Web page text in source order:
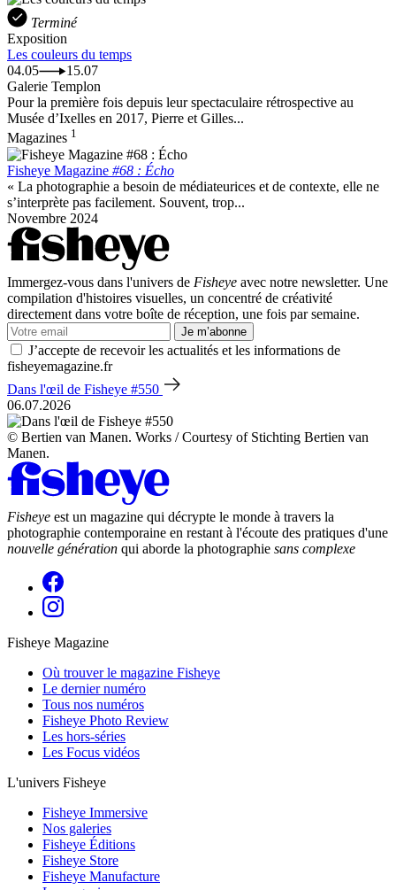
Terminé
Exposition
Les couleurs du temps
04.05
15.07
Galerie Templon
Pour la première fois depuis leur spectaculaire rétrospective au
Musée d’Ixelles en 2017, Pierre et Gilles...
Magazines 1
Fisheye Magazine #68 : Écho
« La photographie a besoin de médiateurices et de contexte, elle ne
s’interprète pas facilement. Souvent, trop...
Novembre 2024
Immergez-vous dans l'univers de Fisheye avec notre newsletter. Une
compilation d'histoires visuelles, un concentré de créativité
directement dans votre boîte de réception, une fois par semaine.
Je m’abonne
J’accepte de recevoir les actualités et les informations de
fisheyemagazine.fr
Dans l'œil de Fisheye #550
06.07.2026
© Bertien van Manen. Works / Courtesy of Stichting Bertien van
Manen.
Fisheye est un magazine qui décrypte le monde à travers la
photographie contemporaine en restant à l'écoute des pratiques d'une
nouvelle génération qui aborde la photographie sans complexe
Fisheye Magazine
Où trouver le magazine Fisheye
Le dernier numéro
Tous nos numéros
Fisheye Photo Review
Les hors-séries
Les Focus vidéos
L'univers Fisheye
Fisheye Immersive
Nos galeries
Fisheye Éditions
Fisheye Store
Fisheye Manufacture